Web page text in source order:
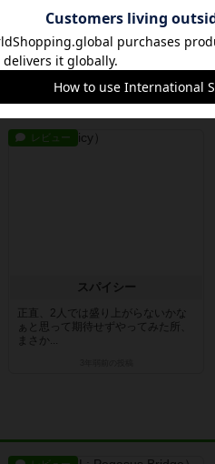
2人プレイでの感想です。2人プレイ
は協力してハイスコアを目指しま
す。正...
2年以上前の投稿
レビュー
スパイシー
正直、2人では盛り上がらないかな
ぁと思って期待せずやってみた所、
まさか...